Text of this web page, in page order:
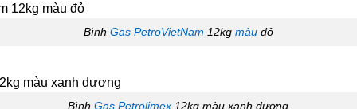
Bình Gas PetroVietNam 12kg màuđỏ
BìnhGas Petrolimex 12kg màu xanh dương